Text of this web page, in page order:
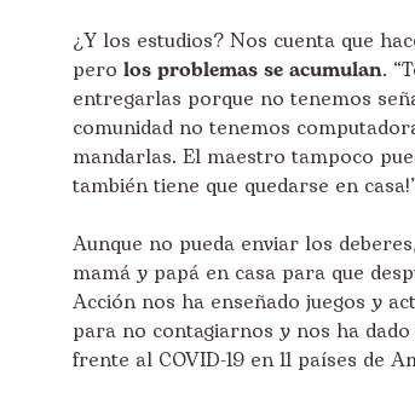
¿Y los estudios? Nos cuenta que
pero los problemas se acumulan.
entregarlas porque no tenemos
comunidad no tenemos
mandarlas. El maestro tampoco
también tiene que quedarse en
Aunque no pueda enviar los
mamá y papá en casa para que
Acción nos ha enseñado juegos y
para no contagiarnos y nos ha
frente al COVID-19 en 11 países de